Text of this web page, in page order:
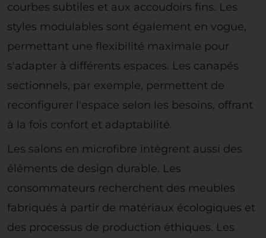
courbes subtiles et aux accoudoirs fins. Les
styles modulables sont également en vogue,
permettant une flexibilité maximale pour
s'adapter à différents espaces. Les canapés
sectionnels, par exemple, permettent de
reconfigurer l'espace selon les besoins, offrant
à la fois confort et adaptabilité.
Les salons en microfibre intègrent aussi des
éléments de design durable. Les
consommateurs recherchent des meubles
fabriqués à partir de matériaux écologiques et
des processus de production éthiques. Les